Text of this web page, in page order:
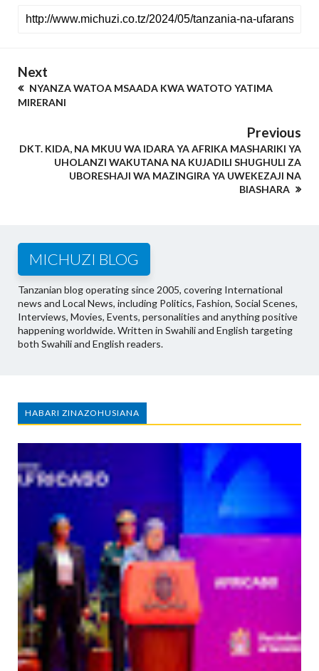
Next
NYANZA WATOA MSAADA KWA WATOTO YATIMA
MIRERANI
Previous
DKT. KIDA, NA MKUU WA IDARA YA AFRIKA MASHARIKI YA
UHOLANZI WAKUTANA NA KUJADILI SHUGHULI ZA
UBORESHAJI WA MAZINGIRA YA UWEKEZAJI NA
BIASHARA
MICHUZI BLOG
Tanzanian blog operating since 2005, covering International
news and Local News, including Politics, Fashion, Social Scenes,
Interviews, Movies, Events, personalities and anything positive
happening worldwide. Written in Swahili and English targeting
both Swahili and English readers.
HABARI ZINAZOHUSIANA